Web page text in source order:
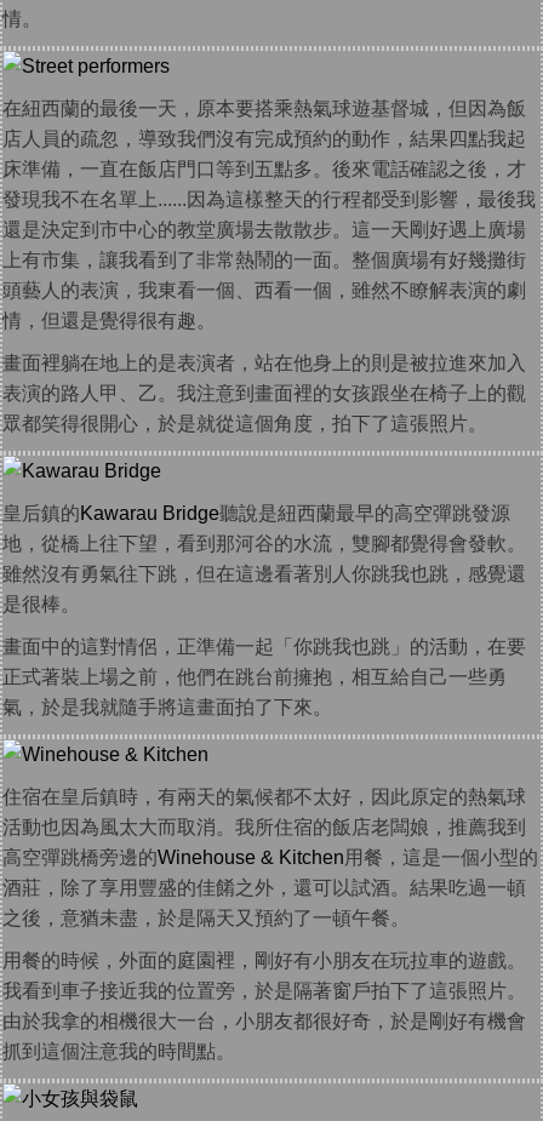
情。
在紐西蘭的最後一天，原本要搭乘熱氣球遊基督城，但因為飯
店人員的疏忽，導致我們沒有完成預約的動作，結果四點我起
床準備，一直在飯店門口等到五點多。後來電話確認之後，才
發現我不在名單上......因為這樣整天的行程都受到影響，最後我
還是決定到市中心的教堂廣場去散散步。這一天剛好遇上廣場
上有市集，讓我看到了非常熱鬧的一面。整個廣場有好幾攤街
頭藝人的表演，我東看一個、西看一個，雖然不瞭解表演的劇
情，但還是覺得很有趣。
畫面裡躺在地上的是表演者，站在他身上的則是被拉進來加入
表演的路人甲、乙。我注意到畫面裡的女孩跟坐在椅子上的觀
眾都笑得很開心，於是就從這個角度，拍下了這張照片。
皇后鎮的Kawarau Bridge聽說是紐西蘭最早的高空彈跳發源
地，從橋上往下望，看到那河谷的水流，雙腳都覺得會發軟。
雖然沒有勇氣往下跳，但在這邊看著別人你跳我也跳，感覺還
是很棒。
畫面中的這對情侶，正準備一起「你跳我也跳」的活動，在要
正式著裝上場之前，他們在跳台前擁抱，相互給自己一些勇
氣，於是我就隨手將這畫面拍了下來。
住宿在皇后鎮時，有兩天的氣候都不太好，因此原定的熱氣球
活動也因為風太大而取消。我所住宿的飯店老闆娘，推薦我到
高空彈跳橋旁邊的Winehouse & Kitchen用餐，這是一個小型的
酒莊，除了享用豐盛的佳餚之外，還可以試酒。結果吃過一頓
之後，意猶未盡，於是隔天又預約了一頓午餐。
用餐的時候，外面的庭園裡，剛好有小朋友在玩拉車的遊戲。
我看到車子接近我的位置旁，於是隔著窗戶拍下了這張照片。
由於我拿的相機很大一台，小朋友都很好奇，於是剛好有機會
抓到這個注意我的時間點。